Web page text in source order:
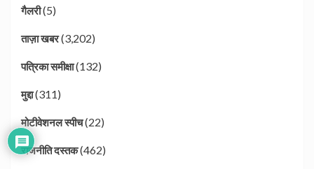
गैलरी(5)
ताज़ा खबर(3,202)
पत्रिका समीक्षा(132)
मुद्दा(311)
मोटीवेशनल स्पीच(22)
राजनीति दस्तक(462)